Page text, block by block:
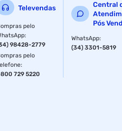
Televendas
pelo
:
98428-2779
pelo
:
729 5220
Central
Pós
WhatsApp:
(34) 3301-5819